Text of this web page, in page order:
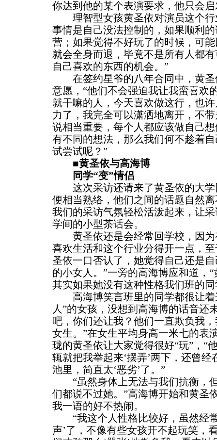
你达到他的某个表演要求，他只会启
理智型女孩黄圣依对演员这个行
事情是自己没法控制的，如果顺利
营；如果觉得不好玩了的时候，可
就会全身而退，毕竟不是所有人都
自己喜欢的东西的机会。”
在签约星爷的八年合同中，黄圣
意愿，“他们不会强迫我让我蛮喜欢
就干嘛的人，今天喜欢做这行，也
力了，我完全可以潇洒地离开，不
说相当重要，每个人都应该做自己
有不同的想法，那么我们何不趁着
试尝试呢？”
■黄圣依与高海博
同学“变”情侣
这次采访还请来了黄圣依的大学
便相当熟络，他们之间的话题自然
我们的采访气氛轻松活泼起来，让
学间的小型茶话会。
黄圣依还是会经常回学校，因为
喜欢生活和这个行业分得开一点，
圣依一口否认了，她觉得自己还是
的小女人。”一旁的高海博应和道，
其实如果她没有这种性格我们班的
高海博笑言班里的同学都很让着
人”的女孩，没想到高海博的话音还
吧，你们还让我？他们一直欺负我
女生。”在女生平均身高一米七的表
珑的黄圣依让大家觉得很好“玩”，“
辄就把我举起来‘摆弄’两下，还曾
池里，简直太‘恶劣’了。”
“虽然身体上无法与我们抗衡，
们都说不过她。”高海博开始和黄圣
我一语的好不热闹。
“我这个人性格比较好，虽然经常
声’了，不像有些女孩开不起玩笑，